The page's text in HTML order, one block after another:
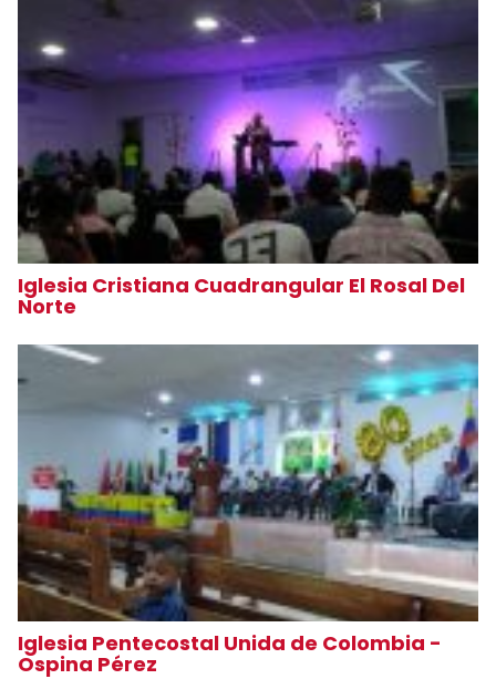
Iglesia Cristiana Cuadrangular El Rosal Del
Norte
Iglesia Pentecostal Unida de Colombia -
Ospina Pérez